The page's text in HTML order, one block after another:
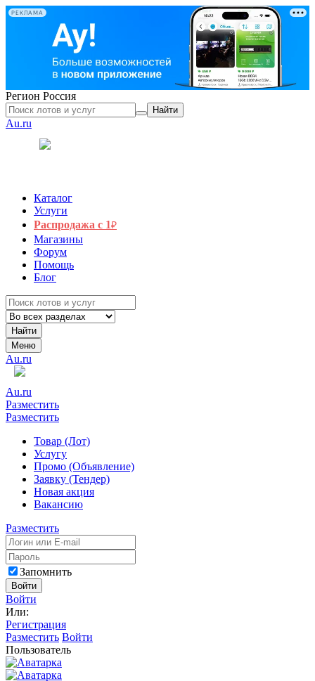
РЕКЛАМА
Регион Россия
Найти
Au.ru
Каталог
Услуги
Распродажа с 1₽
Магазины
Форум
Помощь
Блог
Найти
Меню
Au.ru
Au.ru
Разместить
Разместить
Товар (Лот)
Услугу
Промо (Объявление)
Заявку (Тендер)
Новая акция
Вакансию
Разместить
Запомнить
Войти
Войти
Или:
Регистрация
Разместить Войти
Пользователь